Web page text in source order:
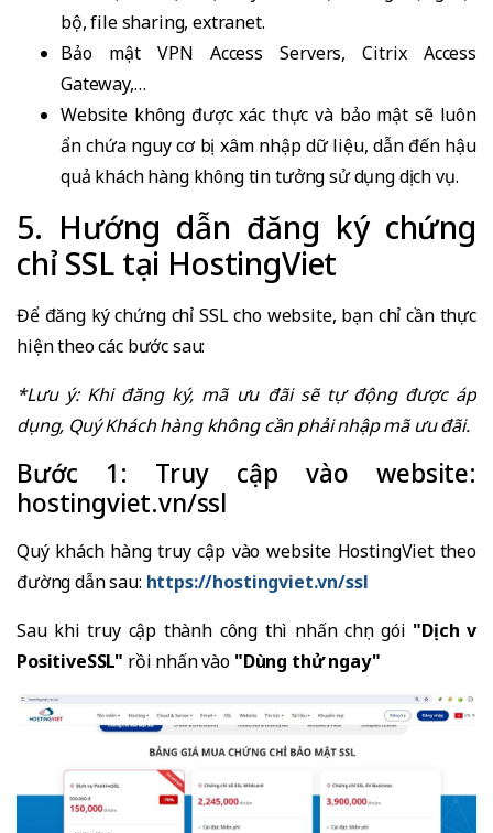
bộ, file sharing, extranet.
Bảo mật VPN Access Servers, Citrix Access
Gateway,…
Website không được xác thực và bảo mật sẽ luôn
ẩn chứa nguy cơ bị xâm nhập dữ liệu, dẫn đến hậu
quả khách hàng không tin tưởng sử dụng dịch vụ.
5. Hướng dẫn đăng ký chứng
chỉ SSL tại HostingViet
Để đăng ký chứng chỉ SSL cho website, bạn chỉ cần thực
hiện theo các bước sau:
*Lưu ý: Khi đăng ký, mã ưu đãi sẽ tự động được áp
dụng, Quý Khách hàng không cần phải nhập mã ưu đãi.
Bước 1: Truy cập vào website:
hostingviet.vn/ssl
Quý khách hàng truy cập vào website HostingViet theo
đường dẫn sau: https://hostingviet.vn/ssl
Sau khi truy cập thành công thì nhấn chọn gói "Dịch vụ
PositiveSSL" rồi nhấn vào "Dùng thử ngay"